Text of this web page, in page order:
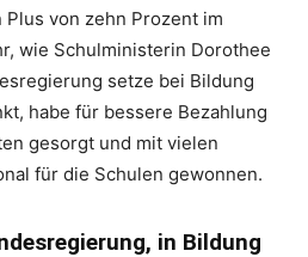
von zehn Prozent im
wie Schulministerin Dorothee
setze bei Bildung
habe für bessere Bezahlung
gesorgt und mit vielen
für die Schulen gewonnen.
in Bildung